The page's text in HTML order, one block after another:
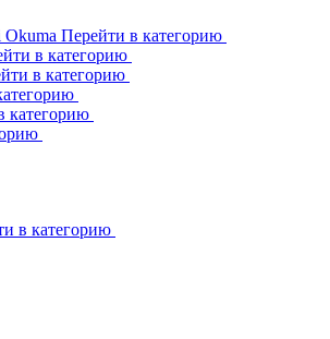
Okuma Перейти в категорию
в категорию
в категорию
категорию
в категорию